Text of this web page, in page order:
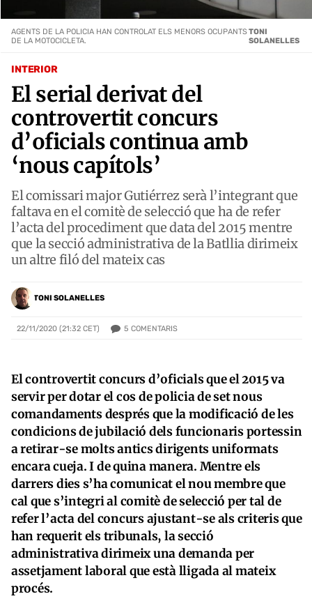
INTERIOR
El serial derivat del
controvertit concurs
d’oficials continua amb
‘nous capítols’
El comissari major Gutiérrez serà l’integrant que
faltava en el comitè de selecció que ha de refer
l’acta del procediment que data del 2015 mentre
que la secció administrativa de la Batllia dirimeix
un altre filó del mateix cas
TONI SOLANELLES
22/11/2020 (21:32 CET) 5 COMENTARIS
AGENTS DE LA POLICIA HAN CONTROLAT ELS MENORS OCUPANTS
DE LA MOTOCICLETA.
TONI
SOLANELLES
El controvertit concurs d’oficials que el 2015 va
servir per dotar el cos de policia de set nous
comandaments després que la modificació de les
condicions de jubilació dels funcionaris portessin
a retirar-se molts antics dirigents uniformats
encara cueja. I de quina manera. Mentre els
darrers dies s’ha comunicat el nou membre que
cal que s’integri al comitè de selecció per tal de
refer l’acta del concurs ajustant-se als criteris que
han requerit els tribunals, la secció
administrativa dirimeix una demanda per
assetjament laboral que està lligada al mateix
procés.